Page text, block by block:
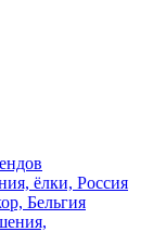
ёлки, Россия
Бельгия